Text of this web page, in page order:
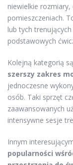
niewielkie
pomieszczeniach.
lub tych
podstawowych
Kolejną kategorią
szerszy zakres
jednoczesne
osób. Taki sprzęt
zaawansowanych
intensywne sesje
Innym
popularności